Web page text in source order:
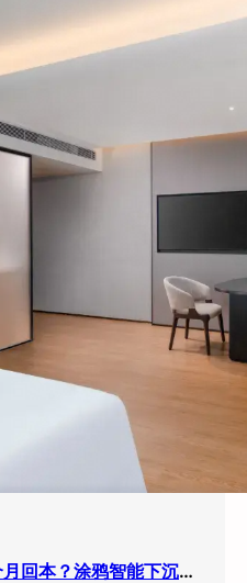
县城酒店装智能系统，3个月回本？涂鸦智能下沉市场打法曝光